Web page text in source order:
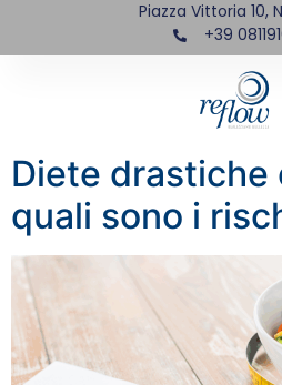
Piazza Vittoria 10,
+39
Diete
quali sono i